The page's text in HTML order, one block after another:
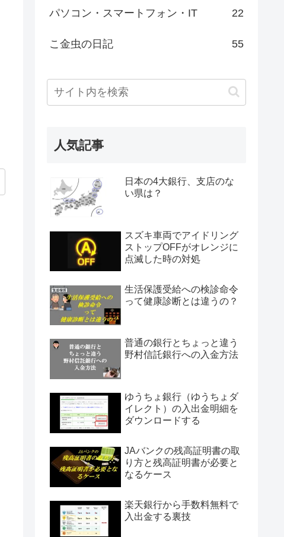
パソコン・スマートフォン・IT 22
こ金虫の日記 55
人気記事
日本の4大銀行、支店のな
い県は？
スズキ車両でアイドリング
ストップOFFがオレンジに
点滅した時の対処
生活保護受給への検診命令
って健康診断とは違うの？
普通の銀行とちょっと違う
野村信託銀行への入金方法
ゆうちょ銀行（ゆうちょダ
イレクト）の入出金明細を
ダウンロードする
JAバンクの残高証明書の取
り方と残高証明書が必要と
なるケース
楽天銀行から手数料無料で
入出金する裏技